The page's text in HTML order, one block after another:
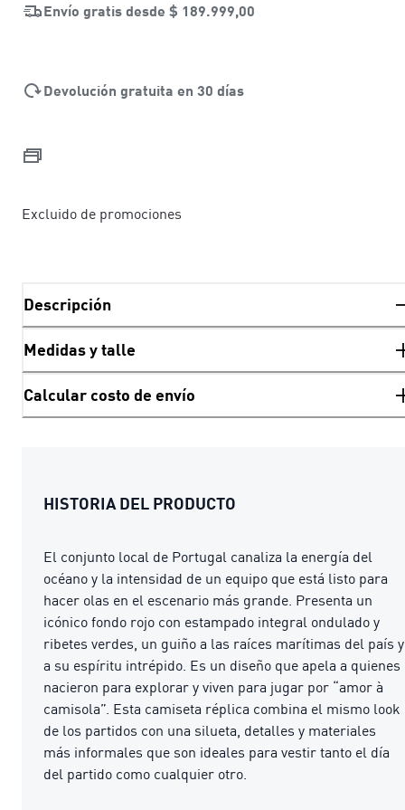
Envío gratis desde $ 189.999,00
Devolución gratuita en 30 días
Excluido de promociones
Descripción
Medidas y talle
Calcular costo de envío
HISTORIA DEL PRODUCTO
El conjunto local de Portugal canaliza la energía del
océano y la intensidad de un equipo que está listo para
hacer olas en el escenario más grande. Presenta un
icónico fondo rojo con estampado integral ondulado y
ribetes verdes, un guiño a las raíces marítimas del país y
a su espíritu intrépido. Es un diseño que apela a quienes
nacieron para explorar y viven para jugar por “amor à
camisola”. Esta camiseta réplica combina el mismo look
de los partidos con una silueta, detalles y materiales
más informales que son ideales para vestir tanto el día
del partido como cualquier otro.